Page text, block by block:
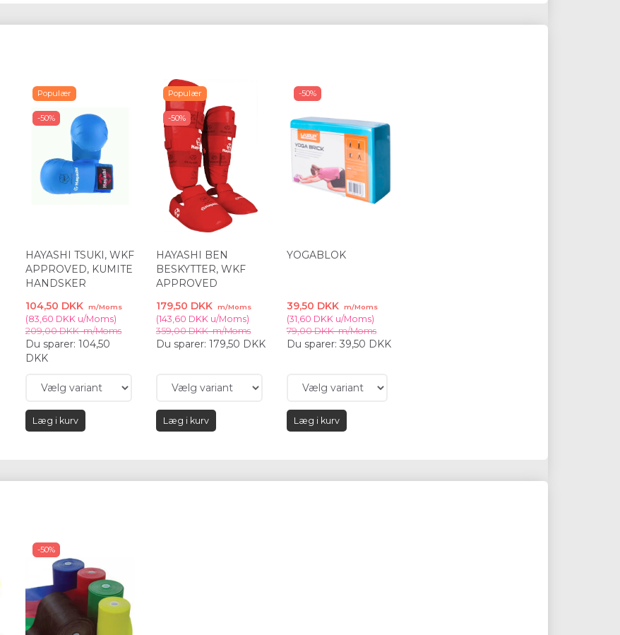
Populær
-50%
HAYASHI TSUKI, WKF
APPROVED, KUMITE
HANDSKER
104,50 DKK
m/Moms
(83,60 DKK u/Moms)
209,00 DKKm/Moms
Du sparer: 104,50
DKK
Læg i kurv
Populær
-50%
HAYASHI BEN
BESKYTTER, WKF
APPROVED
179,50 DKK
m/Moms
(143,60 DKK u/Moms)
359,00 DKKm/Moms
Du sparer: 179,50 DKK
Læg i kurv
-50%
YOGABLOK
39,50 DKK m/Moms
(31,60 DKK u/Moms)
79,00 DKKm/Moms
Du sparer: 39,50 DKK
Læg i kurv
-50%